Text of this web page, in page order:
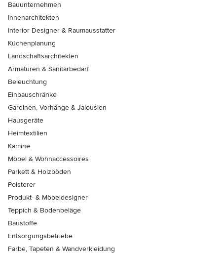
Bauunternehmen
Innenarchitekten
Interior Designer & Raumausstatter
Küchenplanung
Landschaftsarchitekten
Armaturen & Sanitärbedarf
Beleuchtung
Einbauschränke
Gardinen, Vorhänge & Jalousien
Hausgeräte
Heimtextilien
Kamine
Möbel & Wohnaccessoires
Parkett & Holzböden
Polsterer
Produkt- & Möbeldesigner
Teppich & Bodenbeläge
Baustoffe
Entsorgungsbetriebe
Farbe, Tapeten & Wandverkleidung